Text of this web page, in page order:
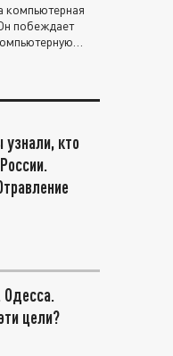
компьютерная
побеждает
узнали, кто
Одесса.
цели?